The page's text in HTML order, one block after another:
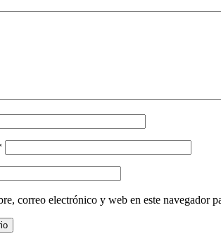
correo electrónico y web en este navegador